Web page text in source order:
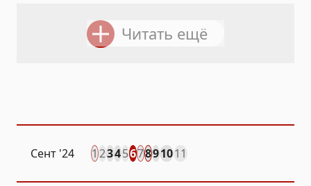
Читать ещё
Сент '24 1234567891011